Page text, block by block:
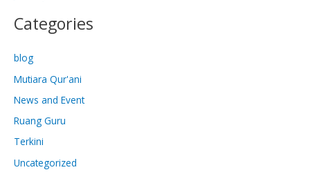
Categories
blog
Mutiara Qur'ani
News and Event
Ruang Guru
Terkini
Uncategorized